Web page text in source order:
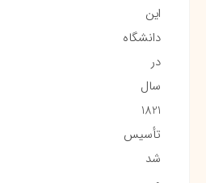
این
دانشگاه
در
سال
1821
تأسیس
شد